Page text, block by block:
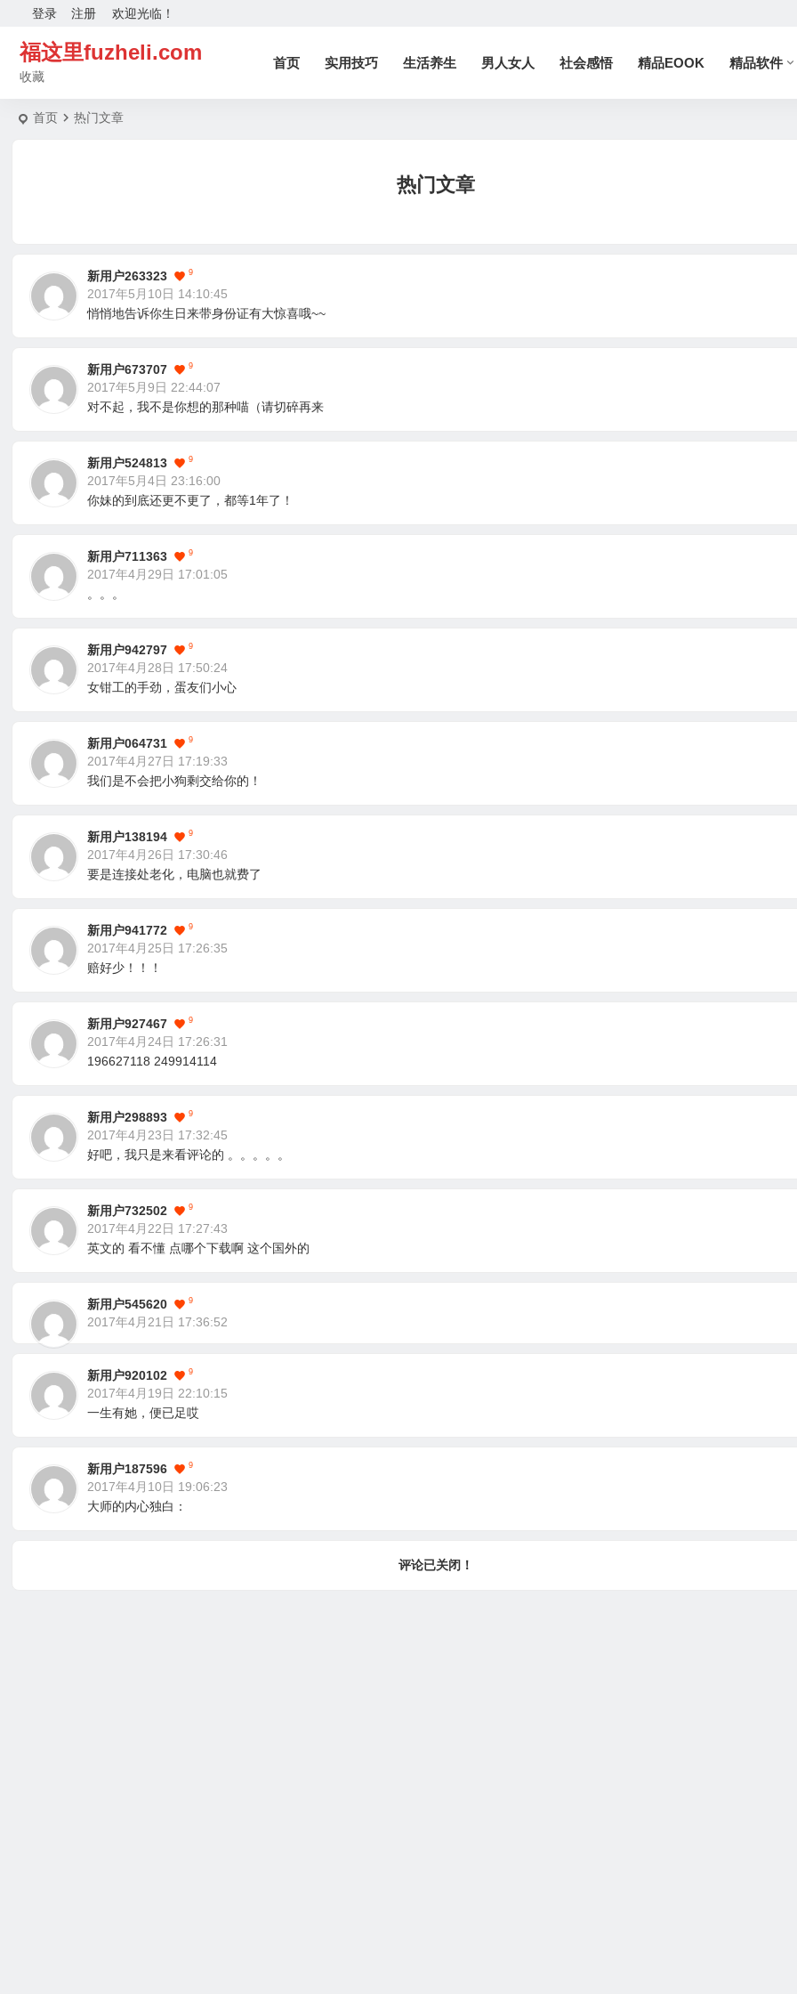
欢迎光临！
登录 注册
福这里fuzheli.com
收藏
首页 实用技巧 生活养生 男人女人 社会感悟 精品EOOK 精品软件
首页 热门文章
热门文章
新用户263323 9
2017年5月10日 14:10:45
悄悄地告诉你生日来带身份证有大惊喜哦~~
新用户673707 9
2017年5月9日 22:44:07
对不起，我不是你想的那种喵（请切碎再来
新用户524813 9
2017年5月4日 23:16:00
你妹的到底还更不更了，都等1年了！
新用户711363 9
2017年4月29日 17:01:05
。。。
新用户942797 9
2017年4月28日 17:50:24
女钳工的手劲，蛋友们小心
新用户064731 9
2017年4月27日 17:19:33
我们是不会把小狗剩交给你的！
新用户138194 9
2017年4月26日 17:30:46
要是连接处老化，电脑也就费了
新用户941772 9
2017年4月25日 17:26:35
赔好少！！！
新用户927467 9
2017年4月24日 17:26:31
196627118 249914114
新用户298893 9
2017年4月23日 17:32:45
好吧，我只是来看评论的 。。。。。
新用户732502 9
2017年4月22日 17:27:43
英文的 看不懂 点哪个下载啊 这个国外的
新用户545620 9
2017年4月21日 17:36:52
新用户920102 9
2017年4月19日 22:10:15
一生有她，便已足哎
新用户187596 9
2017年4月10日 19:06:23
大师的内心独白：
评论已关闭！